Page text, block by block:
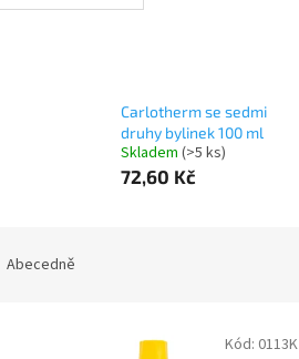
Carlotherm se sedmi
druhy bylinek 100 ml
Skladem (>5 ks)
72,60 Kč
Abecedně
Kód: 0113K